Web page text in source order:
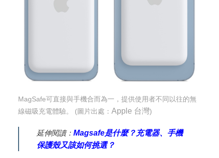
MagSafe可直接與手機合而為一，提供使用者不同以往的無
線磁吸充電體驗。 (圖片出處：Apple 台灣)
延伸閱讀：Magsafe是什麼？充電器、手機
保護殼又該如何挑選？